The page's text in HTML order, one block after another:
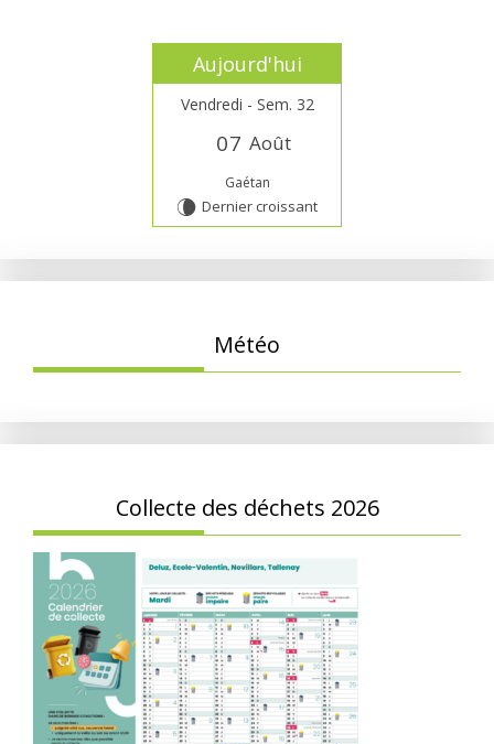
Aujourd'hui
Vendredi - Sem. 32
07 Août
Gaétan
V Dernier croissant
Météo
Collecte des déchets 2026